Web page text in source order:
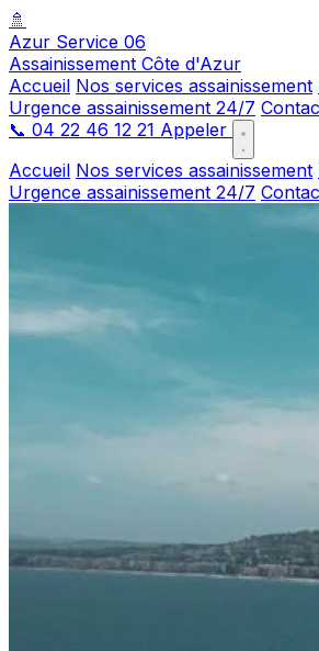
🚿
Azur Service 06
Assainissement Côte d'Azur
Accueil Nos services assainissement
Urgence assainissement 24/7
📞 04 22 46 12 21 Appeler
Accueil Nos services assainissement
Urgence assainissement 24/7